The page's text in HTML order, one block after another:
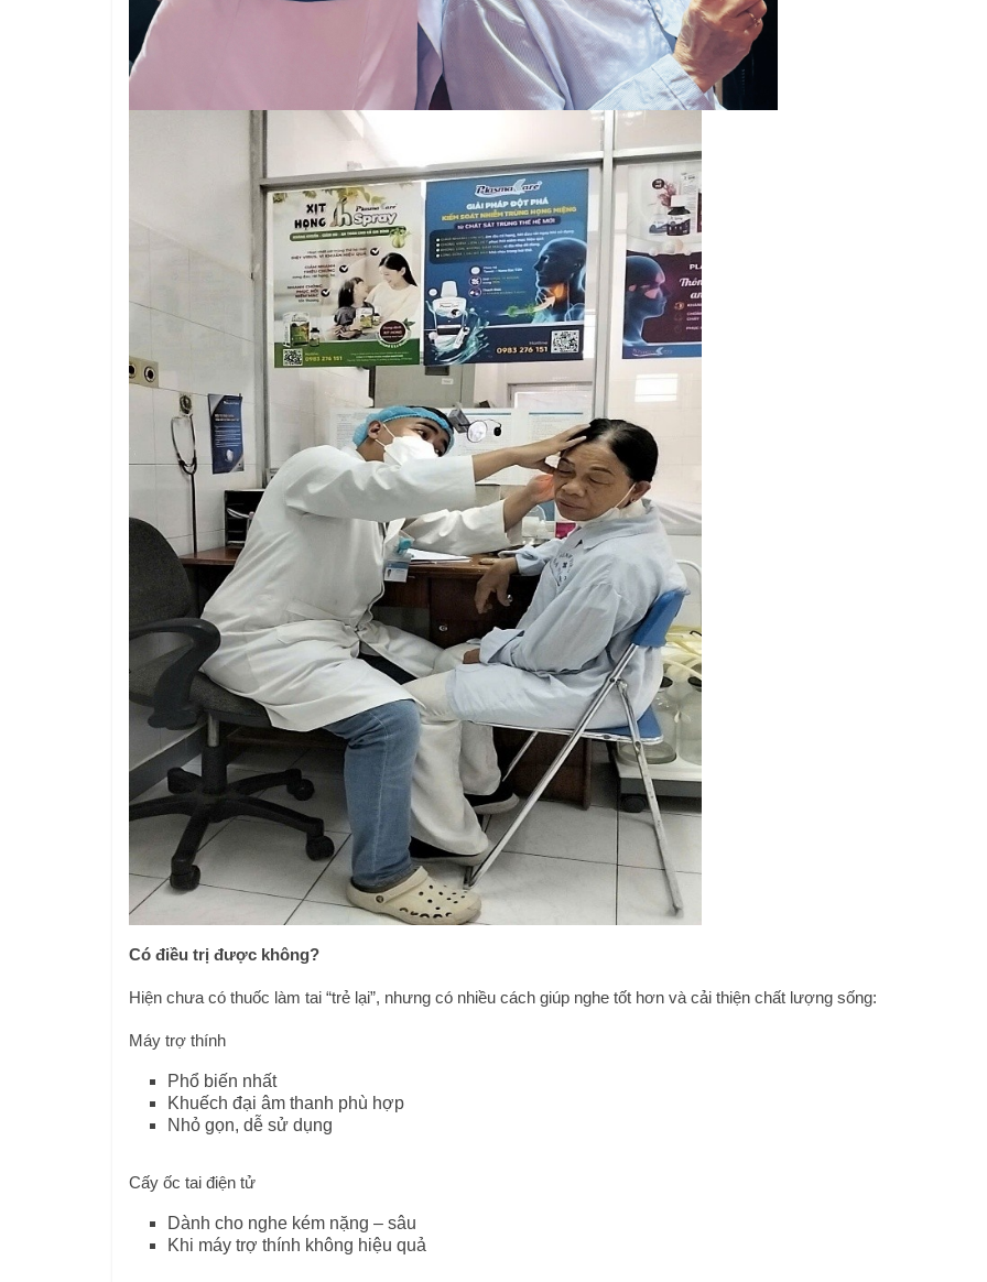
Có điều trị được không?
Hiện chưa có thuốc làm tai “trẻ lại”, nhưng có nhiều cách giúp nghe tốt hơn và cải thiện chất lượng sống:
Máy trợ thính
Phổ biến nhất
Khuếch đại âm thanh phù hợp
Nhỏ gọn, dễ sử dụng
Cấy ốc tai điện tử
Dành cho nghe kém nặng – sâu
Khi máy trợ thính không hiệu quả